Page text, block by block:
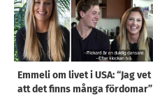
Emmeli om livet i USA: “Jag vet
att det finns många fördomar”